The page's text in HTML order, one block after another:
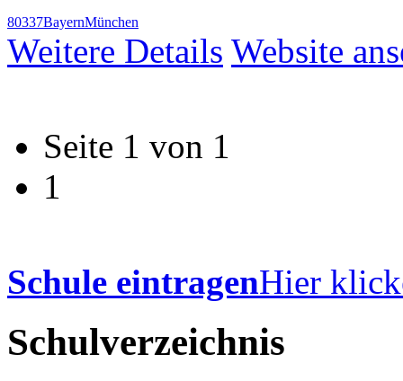
80337BayernMünchen
Weitere Details Website
Seite 1 von 1
1
Schule eintragenHier
Schulverzeichnis